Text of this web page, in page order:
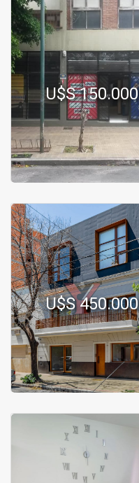
U$S 150.000
U$S 450.000